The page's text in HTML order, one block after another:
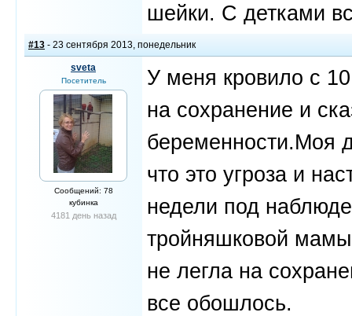
шейки. С детками
#13 - 23 сентября 2013, понедельник
sveta
Посетитель
Сообщений: 78
кубинка
4181 день назад
У меня кровило с
на сохранение и
беременности.Моя
что это угроза и
недели под
тройняшковой
не легла на
все обошлось.